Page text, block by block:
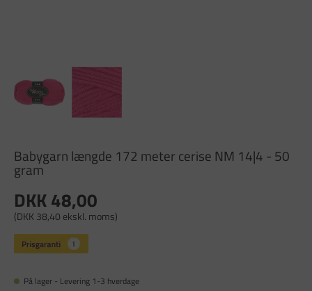
Babygarn længde 172 meter cerise NM 14|4 - 50
gram
DKK 48,00
(DKK 38,40 ekskl. moms)
På lager - Levering 1-3 hverdage